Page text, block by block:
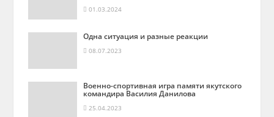
01.03.2024
Одна ситуация и разные реакции
08.07.2023
Военно-спортивная игра памяти якутского
командира Василия Данилова
25.04.2023